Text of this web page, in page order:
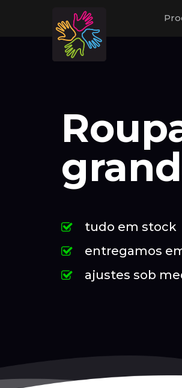
tudo em stock
entregamos
ajustes sob